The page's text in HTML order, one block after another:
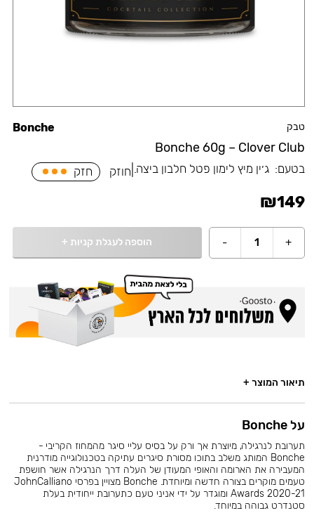
טבק
Bonche 60g – Clover Club
Bonche
בטעם: ⁠ג׳ין מיץ לימון פטל חלבון ביצה. חוזק חזק
₪149
+
1
- הוספה לעגלת קניות +
תיאור המוצר +
על Bonche
תערובת לנרגילה, מיוצרת אך ורק על בסיס עליי סיגר מהמחוז הקריבי -
Bonche המותג משלב בתוכו מסורת סיגרים עתיקה בטכנולוגייה מודרנית
המעבירה את הארומה והאופי המעודן של העלה דרך הנרגילה אשר חושפת
טעמים מוקרים בצורה חדשה ומיוחדת. Bonche מצויין בפרסי JohnCalliano
Awards 2020-21 ומוגדר על ידי אניני טעם כתערובת ייחודית בעלת
סטנדרט גבוהה במיוחד.